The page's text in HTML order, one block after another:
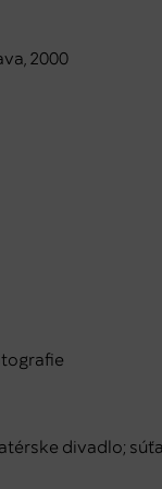
2000
divadlo;